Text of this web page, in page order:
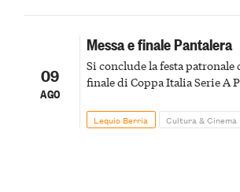
09
AGO
Messa e finale Pantalera
Si conclude la festa patronale
finale di Coppa Italia Serie A
Lequio Berria Cultura & Cinema